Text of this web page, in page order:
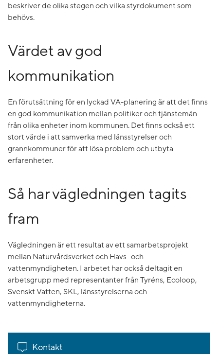
beskriver de olika stegen och vilka styrdokument som
behövs.
Värdet av god
kommunikation
En förutsättning för en lyckad VA-planering är att det finns
en god kommunikation mellan politiker och tjänstemän
från olika enheter inom kommunen. Det finns också ett
stort värde i att samverka med länsstyrelser och
grannkommuner för att lösa problem och utbyta
erfarenheter.
Så har vägledningen tagits
fram
Vägledningen är ett resultat av ett samarbetsprojekt
mellan Naturvårdsverket och Havs- och
vattenmyndigheten. I arbetet har också deltagit en
arbetsgrupp med representanter från Tyréns, Ecoloop,
Svenskt Vatten, SKL, länsstyrelserna och
vattenmyndigheterna.
Kontakt